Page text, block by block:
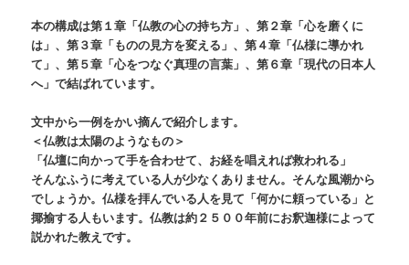
本の構成は第１章「仏教の心の持ち方」、第２章「心を磨くに
は」、第３章「ものの見方を変える」、第４章「仏様に導かれ
て」、第５章「心をつなぐ真理の言葉」、第６章「現代の日本人
へ」で結ばれています。
文中から一例をかい摘んで紹介します。
＜仏教は太陽のようなもの＞
「仏壇に向かって手を合わせて、お経を唱えれば救われる」
そんなふうに考えている人が少なくありません。そんな風潮から
でしょうか。仏様を拝んでいる人を見て「何かに頼っている」と
揶揄する人もいます。仏教は約２５００年前にお釈迦様によって
説かれた教えです。